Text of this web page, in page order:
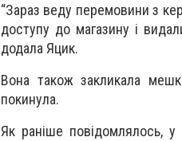
“Зараз веду перемовини з
доступу до магазину і
додала Яцик.
Вона також закликала
покинула.
Як раніше повідомлялось, у